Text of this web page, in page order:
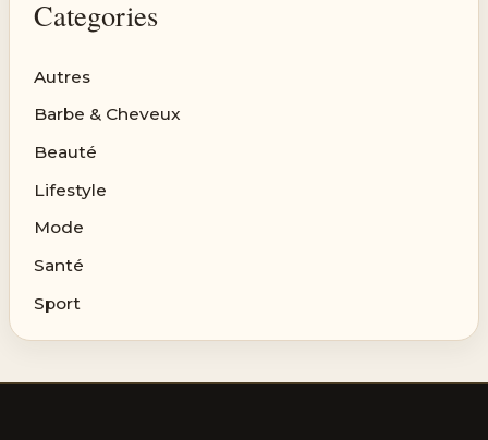
Categories
Autres
Barbe & Cheveux
Beauté
Lifestyle
Mode
Santé
Sport